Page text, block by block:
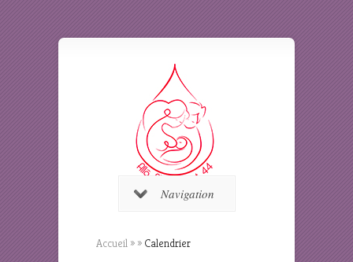
Navigation
Accueil » » Calendrier